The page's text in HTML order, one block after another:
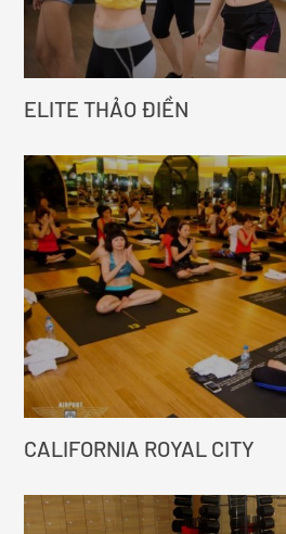
ELITE THẢO ĐIỀN
CALIFORNIA ROYAL CITY